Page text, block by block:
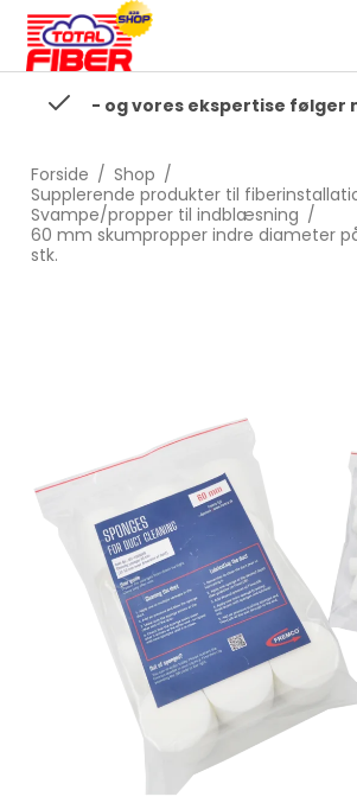
- og vores ekspertise følger
Forside / Shop /
Supplerende produkter til
Svampe/propper til indblæsning /
60 mm skumpropper indre diameter
stk.